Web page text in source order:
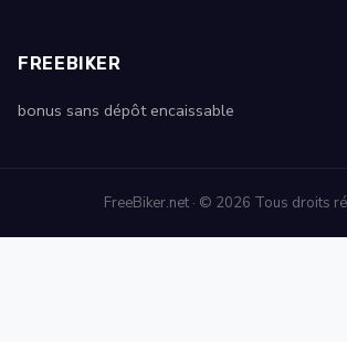
FREEBIKER
bonus sans dépôt encaissable
FreeBiker.net · © 2026 Tous droits